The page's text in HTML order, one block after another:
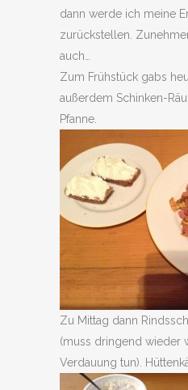
dann werde ich meine
zurückstellen.
auch…
Zum Frühstück gabs
außerdem Schinken-
Pfanne.
Zu Mittag dann
(muss dringend wieder
Verdauung tun).